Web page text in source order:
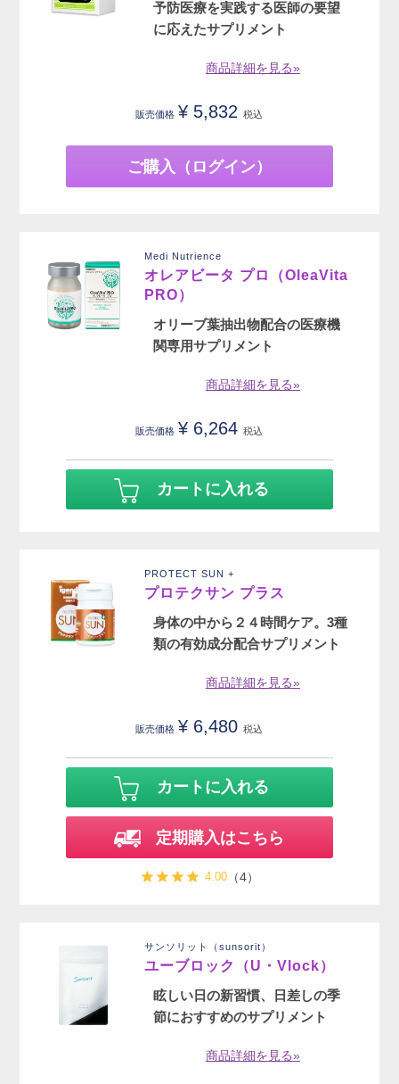
予防医療を実践する医師の要望
に応えたサプリメント
商品詳細を見る»
販売価格 ¥ 5,832 税込
ご購入（ログイン）
Medi Nutrience
オレアビータ プロ（OleaVita
PRO）
オリーブ葉抽出物配合の医療機
関専用サプリメント
商品詳細を見る»
販売価格 ¥ 6,264 税込
カートに入れる
PROTECT SUN +
プロテクサン プラス
身体の中から２４時間ケア。3種
類の有効成分配合サプリメント
商品詳細を見る»
販売価格 ¥ 6,480 税込
カートに入れる
定期購入はこちら
4.00 （4）
サンソリット（sunsorit）
ユーブロック（U・Vlock）
眩しい日の新習慣、日差しの季
節におすすめのサプリメント
商品詳細を見る»